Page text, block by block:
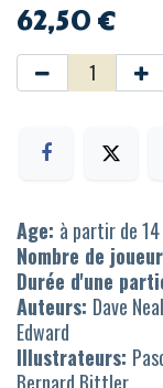
62,50€
Age: à partir de
Nombre de
Durée d'une
Auteurs: Dave
Edward
Illustrateurs:
Bernard Bittler